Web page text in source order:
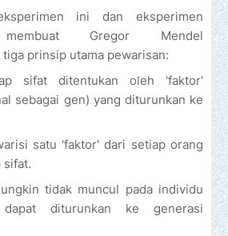
ini dan eksperimen
membuat Gregor Mendel
prinsip utama pewarisan:
sifat ditentukan oleh 'faktor'
sebagai gen) yang diturunkan ke
satu 'faktor' dari setiap orang
sifat.
tidak muncul pada individu
diturunkan ke generasi